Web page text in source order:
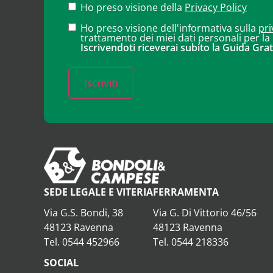
Ho preso visione della Privacy Policy
Ho preso visione dell'informativa sulla
trattamento dei miei dati personali per la
Iscrivendoti riceverai subito la Guida
Iscriviti
SEDE LEGALE E VITERIA
Via G.S. Bondi, 38
48123 Ravenna
Tel. 0544 452966
FERRAMENTA
Via G. Di Vittorio 46/56
48123 Ravenna
Tel. 0544 218336
SOCIAL